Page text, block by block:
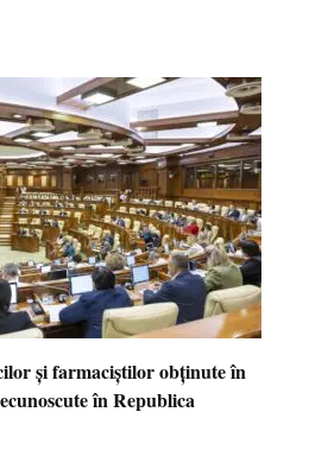
și farmaciștilor obținute în
în Republica